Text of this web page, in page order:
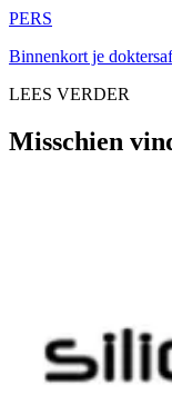
PERS
Binnenkort je
LEES VERDER
Misschien